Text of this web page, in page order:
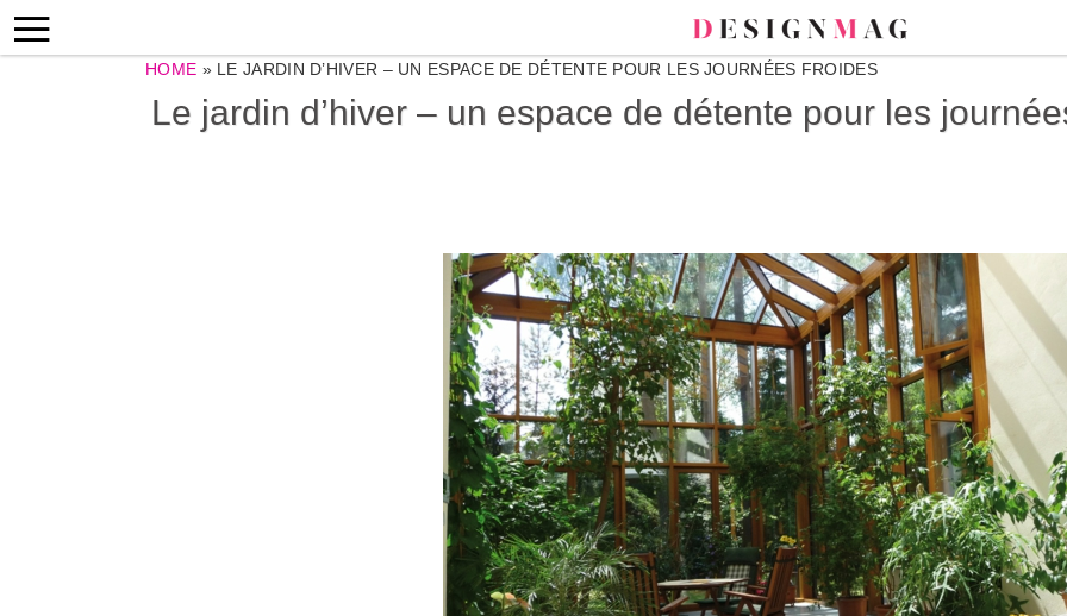
HOME » LE JARDIN D’HIVER – UN ESPACE DE DÉTENTE POUR LES JOURNÉES FROIDES
Le jardin d’hiver – un espace de détente pour les